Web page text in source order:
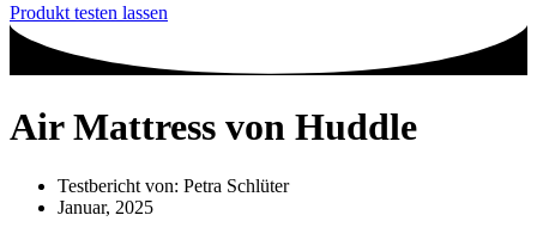
Produkt testen lassen
Air Mattress von Huddle
Testbericht von: Petra Schlüter
Januar, 2025